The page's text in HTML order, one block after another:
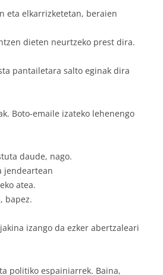
eta elkarrizketetan, beraien
dieten neurtzeko prest dira.
pantailetara salto eginak dira
Boto-emaile izateko lehenengo
daude, nago.
jendeartean
atea.
bapez.
izango da ezker abertzaleari
politiko espainiarrek. Baina,